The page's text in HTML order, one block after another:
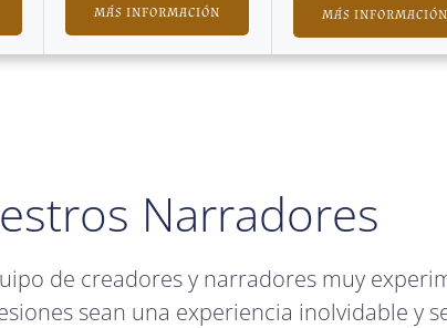
MÁS INFORMACIÓN MÁS INFORMACIÓN
Narradores
de creadores y narradores muy
sean una experiencia inolvidable y